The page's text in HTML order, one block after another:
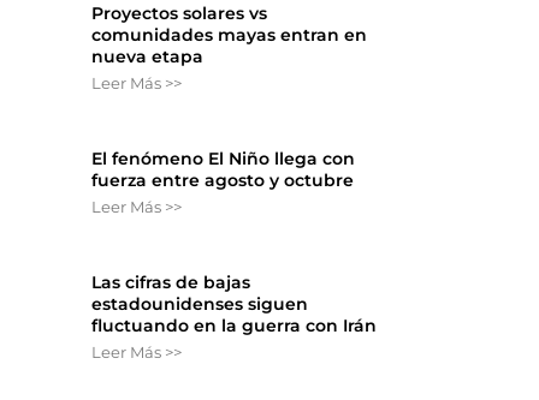
Proyectos solares vs
comunidades mayas entran en
nueva etapa
Leer Más >>
El fenómeno El Niño llega con
fuerza entre agosto y octubre
Leer Más >>
Las cifras de bajas
estadounidenses siguen
fluctuando en la guerra con Irán
Leer Más >>